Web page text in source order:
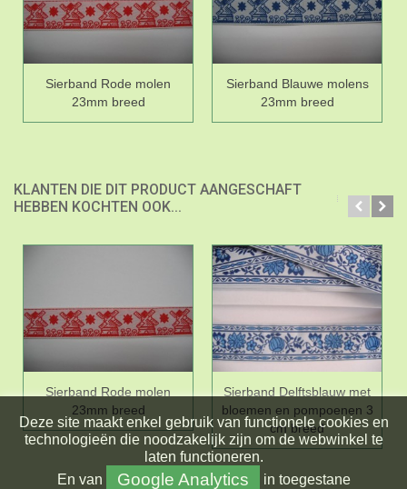
Sierband Rode molen
23mm breed
Sierband Blauwe molens
23mm breed
KLANTEN DIE DIT PRODUCT AANGESCHAFT
HEBBEN KOCHTEN OOK...
Sierband Rode molen
23mm breed
Sierband Delftsblauw met
bloemen en pompoenen 3
cm breed
Deze site maakt enkel gebruik van functionele cookies en
technologieën die noodzakelijk zijn om de webwinkel te
laten functioneren.
En van Google Analytics in toegestane